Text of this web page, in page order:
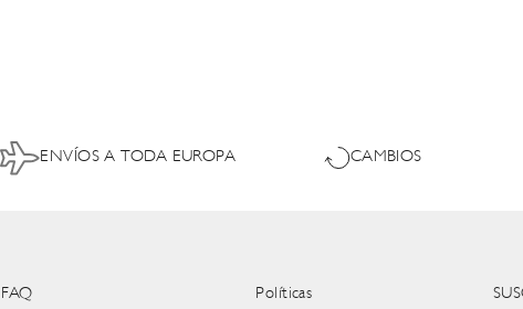
ENVÍOS A TODA EUROPA CAMBIOS
FAQ Políticas